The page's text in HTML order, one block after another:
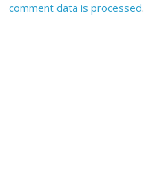
comment data is processed.